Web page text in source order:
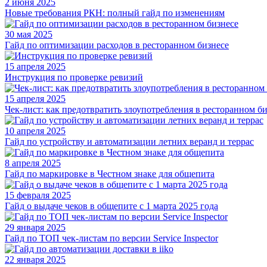
Новые требования РКН: полный гайд по изменениям
30 мая 2025
Гайд по оптимизации расходов в ресторанном бизнесе
15 апреля 2025
Инструкция по проверке ревизий
15 апреля 2025
Чек-лист: как предотвратить злоупотребления в ресторанном
10 апреля 2025
Гайд по устройству и автоматизации летних веранд и террас
8 апреля 2025
Гайд по маркировке в Честном знаке для общепита
15 февраля 2025
Гайд о выдаче чеков в общепите с 1 марта 2025 года
29 января 2025
Гайд по ТОП чек-листам по версии Service Inspector
22 января 2025